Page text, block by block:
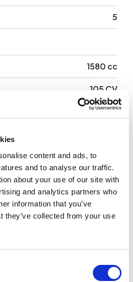
content and ads, to
and to analyse our traffic.
about your use of our site with
and analytics partners who
information that you’ve
they’ve collected from your use
5
1580 cc
105 CV
Anteriore